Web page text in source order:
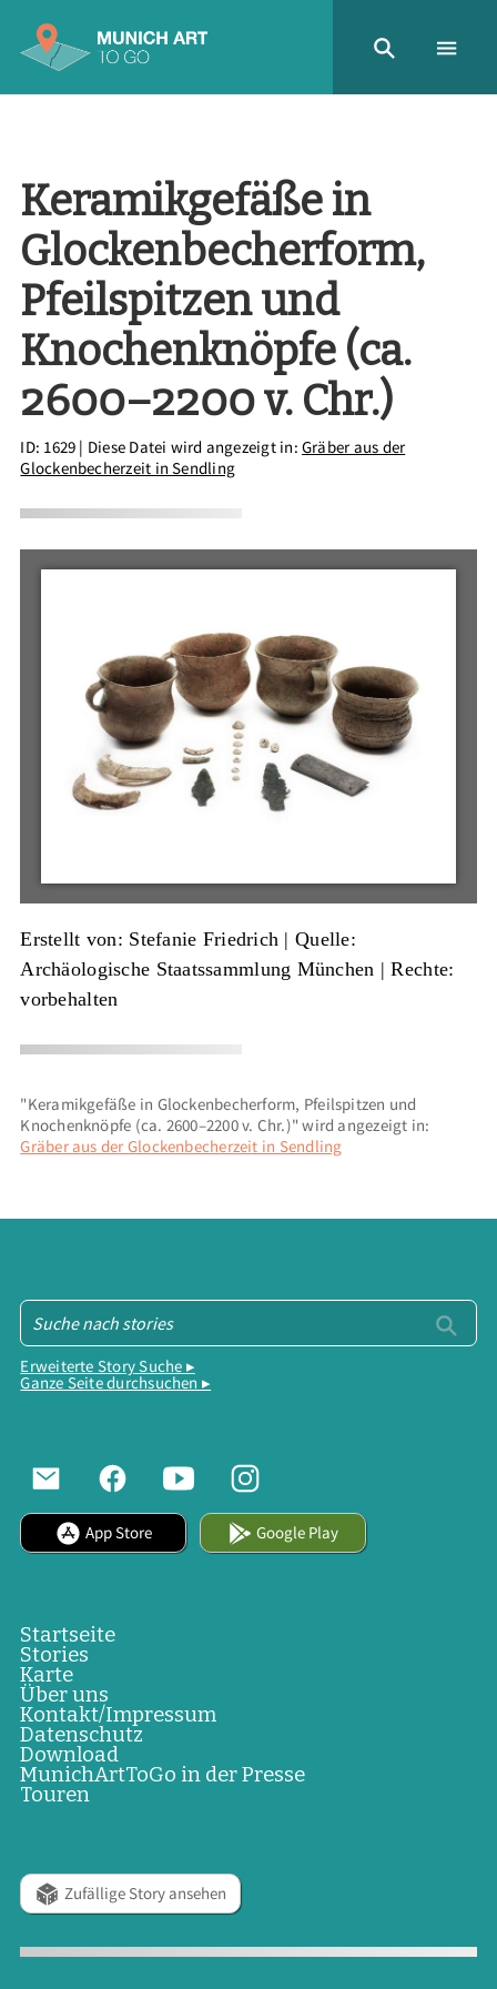
Keramikgefäße in
Glockenbecherform,
Pfeilspitzen und
Knochenknöpfe (ca.
2600–2200 v. Chr.)
ID: 1629 | Diese Datei wird angezeigt in:Gräber aus der
Glockenbecherzeit in Sendling
Erstellt von: Stefanie Friedrich |Quelle:
Archäologische Staatssammlung München | Rechte:
vorbehalten
"Keramikgefäße in Glockenbecherform, Pfeilspitzen und
Knochenknöpfe (ca. 2600–2200 v. Chr.)" wird angezeigt in:
Gräber aus der Glockenbecherzeit in Sendling
Erweiterte Story Suche ▸
Ganze Seite durchsuchen ▸
App Store Google Play
Startseite
Stories
Karte
Über uns
Kontakt/Impressum
Datenschutz
Download
MunichArtToGo in der Presse
Touren
Zufällige Story ansehen